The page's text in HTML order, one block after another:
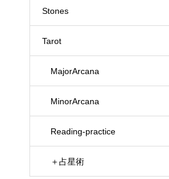
Stones
Tarot
MajorArcana
MinorArcana
Reading-practice
＋占星術